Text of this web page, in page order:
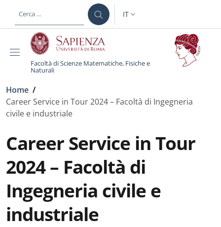
al contenuto principale
SELETTORE LINGUA:
IT
Facoltà di Scienze Matematiche, Fisiche e
Naturali
Briciole di pane
Home /
Career Service in Tour 2024 – Facoltà di Ingegneria
civile e industriale
Career Service in Tour
2024 – Facoltà di
Ingegneria civile e
industriale